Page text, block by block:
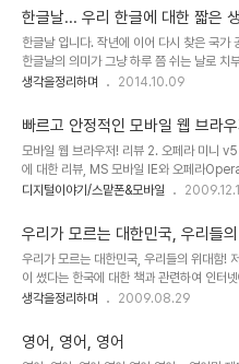
이고, 어느 정도로..
하고 있습니다. 포스팅도 했었죠. 최근엔 그
하고 있다고...그리고 그게 좋으니 한번들 해
니다. 영어 잘하고 싶으신가요?!그렇담, 속
해보세요!! 개인적으로 지금 제가 하고 있는
각합니다만, 전체적으로 그러하다 말하긴 어
영어가 필요치 않은 나라 물..
한글날... 우리 한글에 대한 짧은
한글날 입니다. 작년에 이어 다시 찾은 국가
한글날의 의미가 그냥 하루 쯤 쉬는 날로 치
봅니다. 변함없이 우리 사회는 영어를 비롯하
한다는 근본적 이유에 대해서는 그리 깊은 고
어를 잘 하기 이전에 우리 말과 글에 대한 이
점 말입니다. 이미지 출처:
외국어를 잘해야 한다는 것이 아무리 중요
소용없습니다. 그런데, 너무 당연한 것이라서
모습 -그나마도..
생각을정리하며 2014.10.09
빠르고 안정적인 모바일 웹 브라
베타!!
모바일 웹 브라우저! 리뷰 2. 오페라 미니
에 대한 리뷰, MS 모바일 IE와 오페라
라 미니와 도로시Dorothy 모바일 웹 브라우
다는 글이 많이 간결해지지 않을까 생각하는
라 미니 Opera mini 현재까지 확인된 바로
핑 프로그램을 실행하면 로딩 중에 오페라
보입니다. 따라서 옴니아2에 설치되어 있는
니"구나라는 것을 알 수 있습니다. 하지만, 지
렛폼에서 프로그램을 만..
디지털이야기/스맡폰&모바일
우리가 모르는 대한민국, 우리들
우리가 모르는 대한민국, 우리들의 위대함!
이 썼다는 한국에 대한 책과 관련하여 인터
서 참으로 우리나라는 역동적이고 논리가 살
결함 있기는 합니다. 스스로의 의지에 의해서
흐름에 영합하여 자신도 모르는 사이 변하고
생각을정리하며 2009.08.29
영어, 영어, 영어